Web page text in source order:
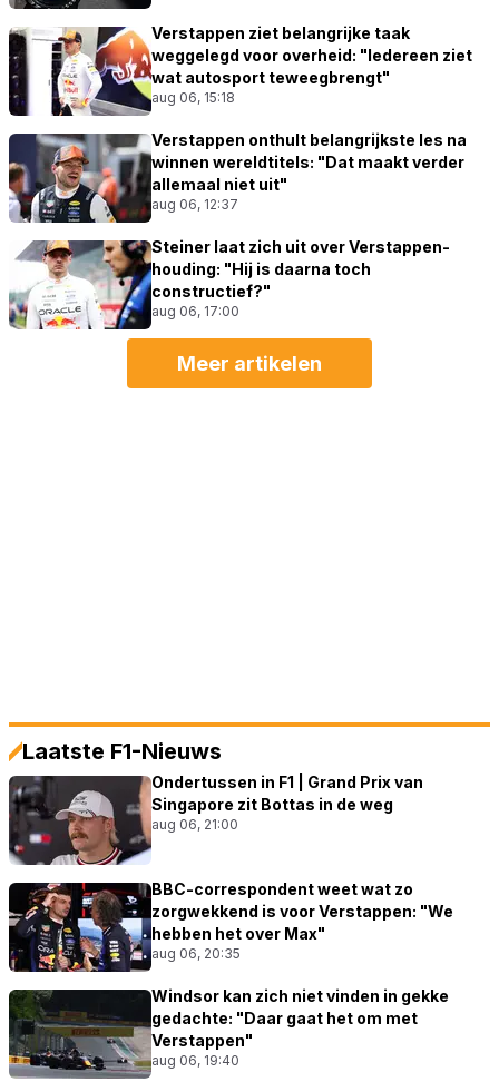
Verstappen ziet belangrijke taak
weggelegd voor overheid: "Iedereen ziet
wat autosport teweegbrengt"
aug 06, 15:18
Verstappen onthult belangrijkste les na
winnen wereldtitels: "Dat maakt verder
allemaal niet uit"
aug 06, 12:37
Steiner laat zich uit over Verstappen-
houding: "Hij is daarna toch
constructief?"
aug 06, 17:00
Meer artikelen
Laatste F1-Nieuws
Ondertussen in F1 | Grand Prix van
Singapore zit Bottas in de weg
aug 06, 21:00
BBC-correspondent weet wat zo
zorgwekkend is voor Verstappen: "We
hebben het over Max"
aug 06, 20:35
Windsor kan zich niet vinden in gekke
gedachte: "Daar gaat het om met
Verstappen"
aug 06, 19:40